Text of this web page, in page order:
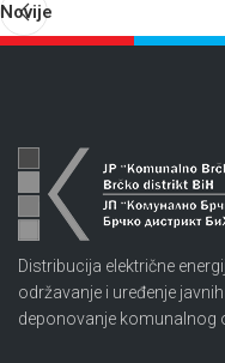
Novije
Distribucija električne
održavanje i uređenje
deponovanje komunalnog